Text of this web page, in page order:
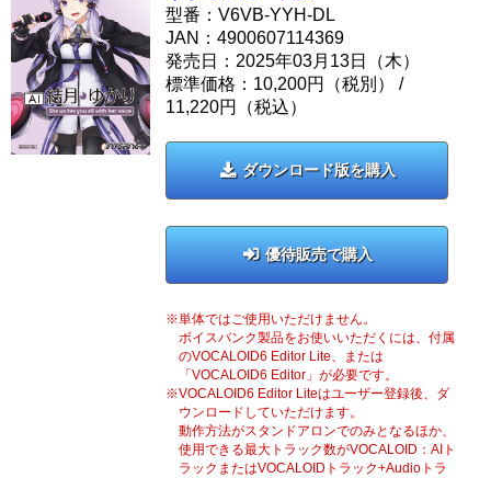
型番：V6VB-YYH-DL
JAN：4900607114369
発売日：2025年03月13日（木）
標準価格：10,200円（税別） /
11,220円（税込）
ダウンロード版を購入
優待販売で購入
単体ではご使用いただけません。
ボイスバンク製品をお使いいただくには、付属
のVOCALOID6 Editor Lite、または
「VOCALOID6 Editor」が必要です。
VOCALOID6 Editor Liteはユーザー登録後、ダ
ウンロードしていただけます。
動作方法がスタンドアロンでのみとなるほか、
使用できる最大トラック数がVOCALOID：AIト
ラックまたはVOCALOIDトラック+Audioトラ